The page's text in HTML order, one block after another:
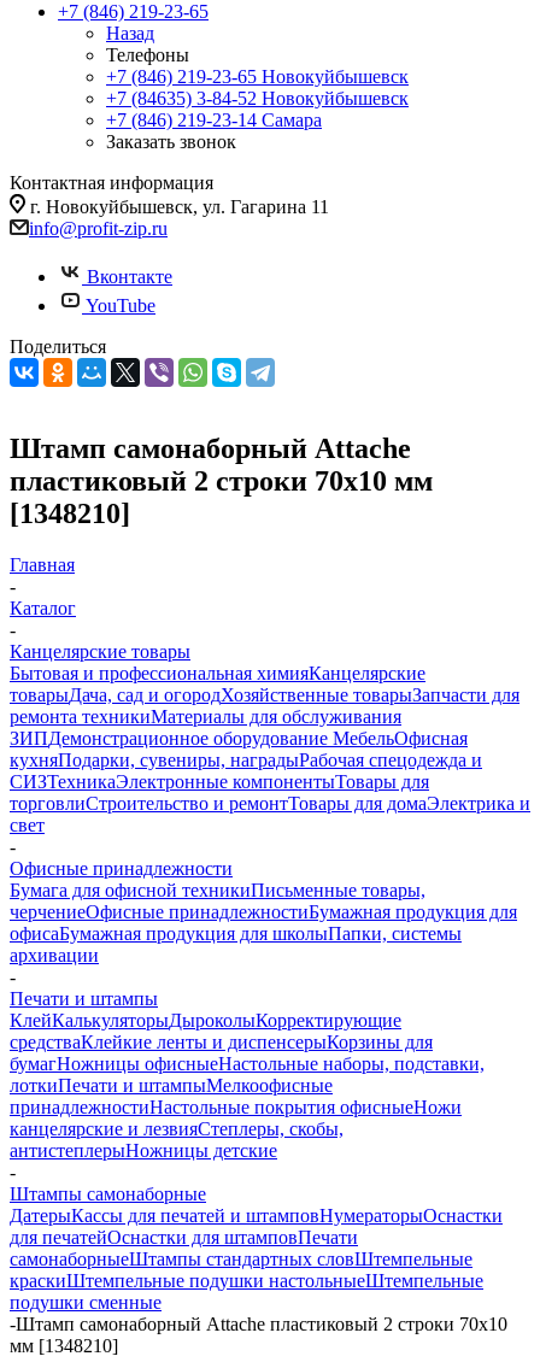
+7 (846) 219-23-65
Назад
Телефоны
+7 (846) 219-23-65 Новокуйбышевск
+7 (84635) 3-84-52 Новокуйбышевск
+7 (846) 219-23-14 Самара
Заказать звонок
Контактная информация
г. Новокуйбышевск, ул. Гагарина 11
info@profit-zip.ru
Вконтакте
YouTube
Поделиться
Штамп самонаборный Attache
пластиковый 2 строки 70x10 мм
[1348210]
Главная
-
Каталог
-
Канцелярские товары
Бытовая и профессиональная химияКанцелярские
товарыДача, сад и огородХозяйственные товарыЗапчасти для
ремонта техникиМатериалы для обслуживания
ЗИПДемонстрационное оборудование МебельОфисная
кухняПодарки, сувениры, наградыРабочая спецодежда и
СИЗТехникаЭлектронные компонентыТовары для
торговлиСтроительство и ремонтТовары для домаЭлектрика и
свет
-
Офисные принадлежности
Бумага для офисной техникиПисьменные товары,
черчениеОфисные принадлежностиБумажная продукция для
офисаБумажная продукция для школыПапки, системы
архивации
-
Печати и штампы
КлейКалькуляторыДыроколыКорректирующие
средстваКлейкие ленты и диспенсерыКорзины для
бумагНожницы офисныеНастольные наборы, подставки,
лоткиПечати и штампыМелкоофисные
принадлежностиНастольные покрытия офисныеНожи
канцелярские и лезвияСтеплеры, скобы,
антистеплерыНожницы детские
-
Штампы самонаборные
ДатерыКассы для печатей и штамповНумераторыОснастки
для печатейОснастки для штамповПечати
самонаборныеШтампы стандартных словШтемпельные
краскиШтемпельные подушки настольныеШтемпельные
подушки сменные
-Штамп самонаборный Attache пластиковый 2 строки 70x10
мм [1348210]